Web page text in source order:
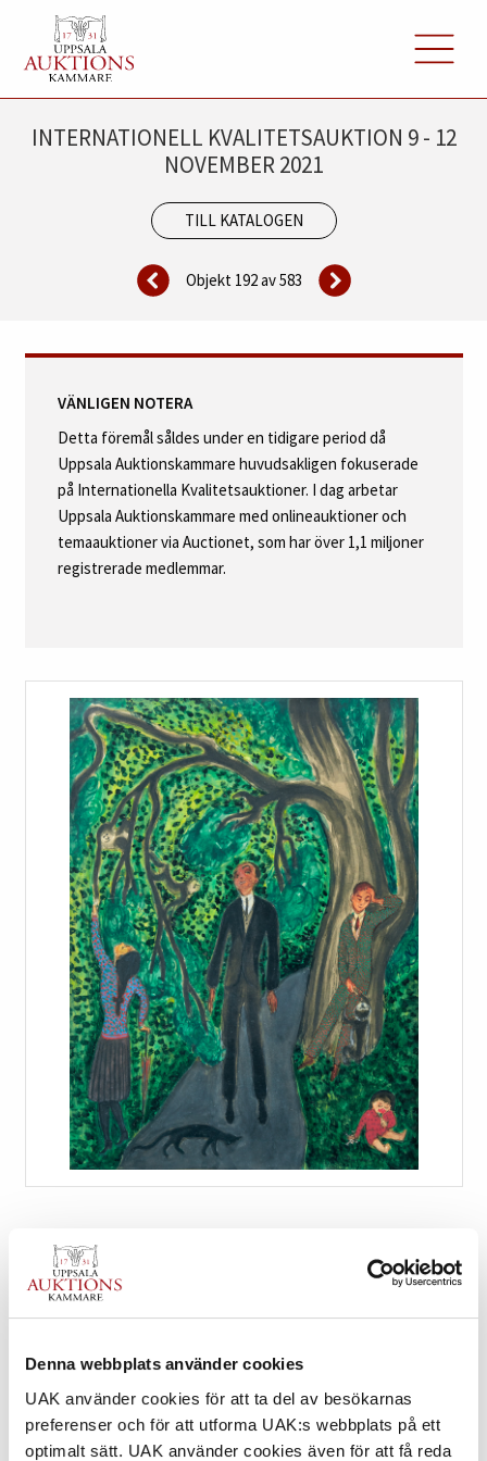
Denna webbplats använder cookies
UAK använder cookies för att ta del av besökarnas
preferenser och för att utforma UAK:s webbplats på ett
optimalt sätt. UAK använder cookies även för att få reda
INTERNATIONELL KVALITETSAUKTION 9 - 12
NOVEMBER 2021
TILL KATALOGEN
Objekt 192 av583
VÄNLIGEN NOTERA
Detta föremål såldes under en tidigare period då
Uppsala Auktionskammare huvudsakligen fokuserade
på Internationella Kvalitetsauktioner. I dag arbetar
Uppsala Auktionskammare med onlineauktioner och
temaauktioner via Auctionet, som har över 1,1 miljoner
registrerade medlemmar.
313. NILS DARDEL
UTROP